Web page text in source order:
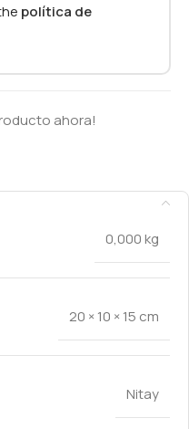
política de
ahora!
0,000 kg
20 × 10 × 15 cm
Nitay